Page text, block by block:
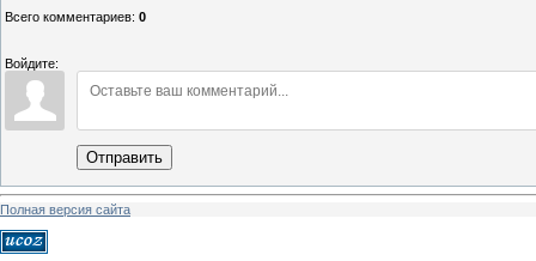
Всего комментариев: 0
Войдите:
Отправить
Полная версия сайта